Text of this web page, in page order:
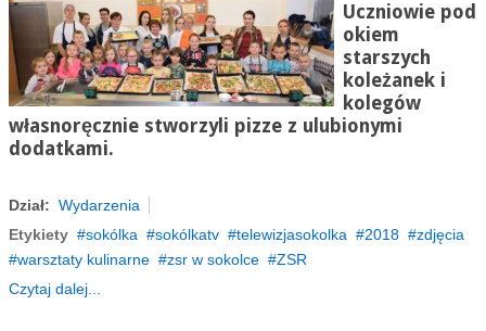
Uczniowie pod
okiem
starszych
koleżanek i
kolegów
własnoręcznie stworzyli pizze z ulubionymi
dodatkami.
Dział: Wydarzenia
Etykiety
sokólka sokólkatv telewizjasokolka 2018
zdjęcia
warsztaty kulinarne
zsr w sokolce
ZSR
Czytaj dalej...